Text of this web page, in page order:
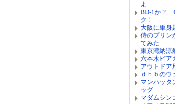
よ
BD-1か？
ク！
大阪に単身
侍のプリン
てみた
東京湾納涼
六本木ビア
アウトドア
ｄｈｂのウ
マンハッタ
ッグ
マダムシン